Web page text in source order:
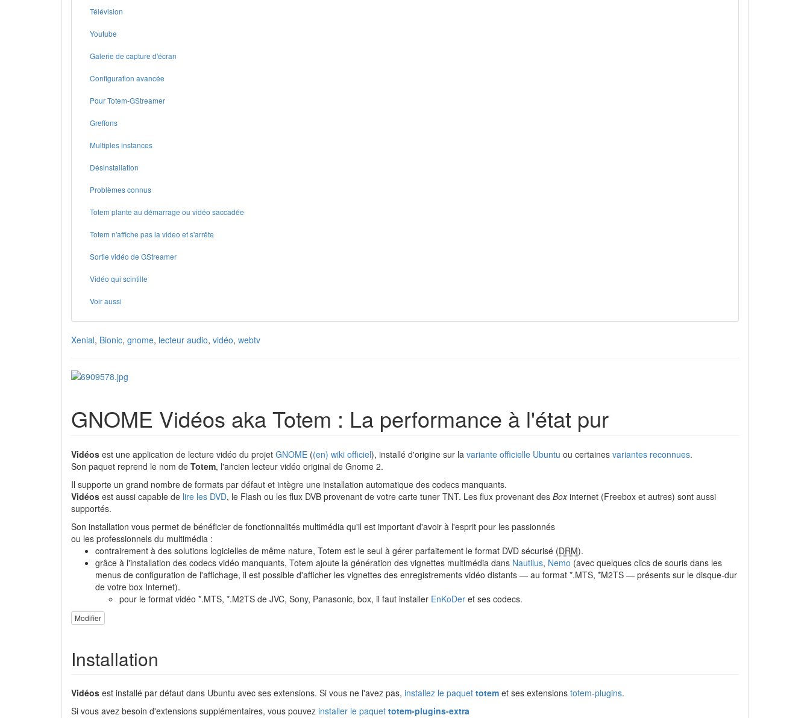
Télévision
Youtube
Galerie de capture d'écran
Configuration avancée
Pour Totem-GStreamer
Greffons
Multiples instances
Désinstallation
Problèmes connus
Totem plante au démarrage ou vidéo saccadée
Totem n'affiche pas la video et s'arrête
Sortie vidéo de GStreamer
Vidéo qui scintille
Voir aussi
Xenial, Bionic, gnome, lecteur audio, vidéo, webtv
GNOME Vidéos aka Totem : La performance à l'état pur
Vidéos est une application de lecture vidéo du projet GNOME ((en) wiki officiel), installé d'origine sur la variante officielle Ubuntu ou certaines variantes reconnues.
Son paquet reprend le nom de Totem, l'ancien lecteur vidéo original de Gnome 2.
Il supporte un grand nombre de formats par défaut et intègre une installation automatique des codecs manquants.
Vidéos est aussi capable de lire les DVD, le Flash ou les flux DVB provenant de votre carte tuner TNT. Les flux provenant des Boxinternet (Freebox et autres) sont aussi
supportés.
Son installation vous permet de bénéficier de fonctionnalités multimédia qu'il est important d'avoir à l'esprit pour les passionnés
ou les professionnels du multimédia :
contrairement à des solutions logicielles de même nature, Totem est le seul à gérer parfaitement le format DVD sécurisé (DRM).
grâce à l'installation des codecs vidéo manquants, Totem ajoute la génération des vignettes multimédia dans Nautilus, Nemo (avec quelques clics de souris dans les
menus de configuration de l'affichage, il est possible d'afficher les vignettes des enregistrements vidéo distants — au format *.MTS, *M2TS — présents sur le disque-dur
de votre box Internet).
pour le format vidéo *.MTS, *.M2TS de JVC, Sony, Panasonic, box, il faut installer EnKoDer et ses codecs.
Modifier
Installation
Vidéos est installé par défaut dans Ubuntu avec ses extensions. Si vous ne l'avez pas, installez le paquet totem et ses extensions totem-plugins.
Si vous avez besoin d'extensions supplémentaires, vous pouvez installer le paquet totem-plugins-extra